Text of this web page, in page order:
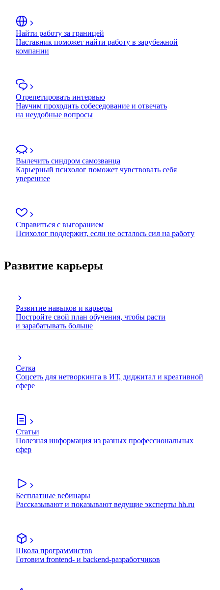
Найти работу за границей
Наставник поможет найти работу в зарубежной
компании
Отрепетировать интервью
Научим проходить собеседование и отвечать
на неудобные вопросы
Вылечить синдром самозванца
Карьерный психолог поможет чувствовать себя
увереннее
Справиться с выгоранием
Психолог поддержит, если не осталось сил на работу
Развитие карьеры
Развитие навыков и карьеры
Постройте свой план обучения, чтобы расти
и зарабатывать больше
Сетка
Соцсеть для нетворкинга в ИТ, диджитал и креативной
сфере
Статьи
Полезная информация из разных профессиональных
сфер
Бесплатные вебинары
Рассказывают и показывают ведущие эксперты hh.ru
Школа программистов
Готовим frontend- и backend-разработчиков